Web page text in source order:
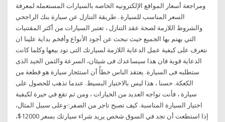
ومراجعة أسعار المواقع الإلكترونيه الخاصه بالسيارات المستعمله لمعرفة
السعر المناسب للسيارة . طريقة التنازل عن سيارة بنك الراجحي
والشروط اللازمة لصحة عقد التنازل ، تعتبر السيارات من أكثر المقتنيات
التي يهتم بها الجميع حيث نبحث عن أجود الأنواع وأفخم بداية علينا ان
نتعرف على كيفية عمل الدعاية اللازمة لسيارتك التى تود بيعها وكلما كانت
الدعاية قوية فان هذا سيساعدك فى شيئان، السرعة والثمن الجيد الذى
ستطلبه فى السيارة. يعتقد الناس خطأً أن استئجار سيارة هو قطعة من
الكعكة. حسنا ، هذا ليس بالاختيار البسيط. عندما تذهب للحصول على
سيارة ، فأنت تواجه العديد من الخيارات ، ومن ثم تقع في حيرة لكيفية
اختيار السيارة المناسبة. كيف تصبح تاجر من الصفر:-وعلى سبيل المثال،
إذا استطعت أن تجد في السوق شخص يريد شراء سيارتك بسعر 12000$،